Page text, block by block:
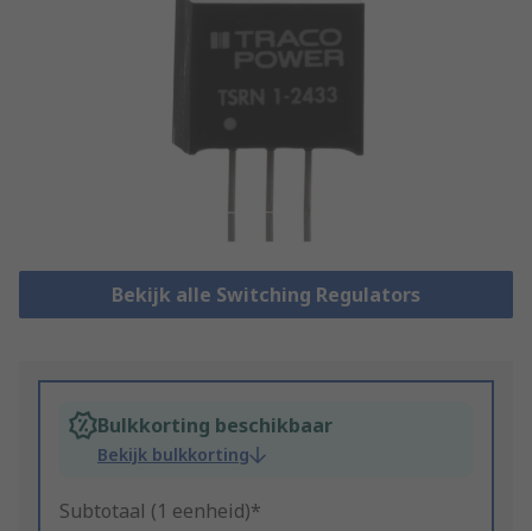
Bekijk alle Switching Regulators
Bulkkorting beschikbaar
Bekijk bulkkorting
Subtotaal (1 eenheid)*